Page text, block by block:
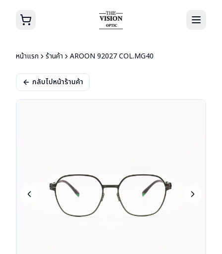
หน้าแรก ร้านค้า AROON 92027 COL.MG40
กลับไปหน้าร้านค้า